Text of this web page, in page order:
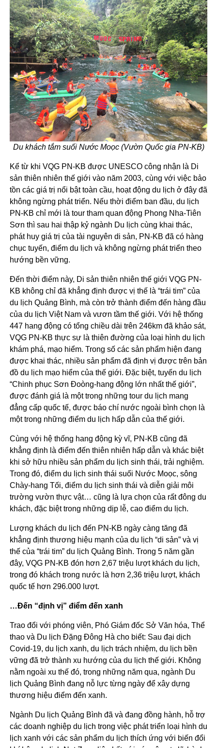
Du khách tắm suối Nước Moọc (Vườn Quốc gia PN-KB)
Kể từ khi VQG PN-KB được UNESCO công nhận là Di
sản thiên nhiên thế giới vào năm 2003, cùng với việc bảo
tồn các giá trị nổi bật toàn cầu, hoạt động du lịch ở đây đã
không ngừng phát triển. Nếu thời điểm ban đầu, du lịch
PN-KB chỉ mới là tour tham quan động Phong Nha-Tiên
Sơn thì sau hai thập kỷ ngành Du lịch cùng khai thác,
phát huy giá trị của tài nguyên di sản, PN-KB đã có hàng
chục tuyến, điểm du lịch và không ngừng phát triển theo
hướng bền vững.
Đến thời điểm này, Di sản thiên nhiên thế giới VQG PN-
KB không chỉ đã khẳng định được vị thế là “trái tim” của
du lịch Quảng Bình, mà còn trở thành điểm đến hàng đầu
của du lịch Việt Nam và vươn tầm thế giới. Với hệ thống
447 hang động có tổng chiều dài trên 246km đã khảo sát,
VQG PN-KB thực sự là thiên đường của loại hình du lịch
khám phá, mạo hiểm. Trong số các sản phẩm hiện đang
được khai thác, nhiều sản phẩm đã định vị được trên bản
đồ du lịch mạo hiểm của thế giới. Đặc biệt, tuyến du lịch
“Chinh phục Sơn Đoòng-hang động lớn nhất thế giới”,
được đánh giá là một trong những tour du lịch mang
đẳng cấp quốc tế, được báo chí nước ngoài bình chọn là
một trong những điểm du lịch hấp dẫn của thế giới.
Cùng với hệ thống hang động kỳ vĩ, PN-KB cũng đã
khẳng định là điểm đến thiên nhiên hấp dẫn và khác biệt
khi sở hữu nhiều sản phẩm du lịch sinh thái, trải nghiệm.
Trong đó, điểm du lịch sinh thái suối Nước Moọc, sông
Chày-hang Tối, điểm du lịch sinh thái và diễn giải môi
trường vườn thực vật… cũng là lựa chọn của rất đông du
khách, đặc biệt trong những dịp lễ, cao điểm du lịch.
Lượng khách du lịch đến PN-KB ngày càng tăng đã
khẳng định thương hiệu mạnh của du lịch “di sản” và vị
thế của “trái tim” du lịch Quảng Bình. Trong 5 năm gần
đây, VQG PN-KB đón hơn 2,67 triệu lượt khách du lịch,
trong đó khách trong nước là hơn 2,36 triệu lượt, khách
quốc tế hơn 296.000 lượt.
…Đến “định vị” điểm đến xanh
Trao đổi với phóng viên, Phó Giám đốc Sở Văn hóa, Thể
thao và Du lịch Đặng Đông Hà cho biết: Sau đại dịch
Covid-19, du lịch xanh, du lịch trách nhiệm, du lịch bền
vững đã trở thành xu hướng của du lịch thế giới. Không
nằm ngoài xu thế đó, trong những năm qua, ngành Du
lịch Quảng Bình đang nỗ lực từng ngày để xây dựng
thương hiệu điểm đến xanh.
Ngành Du lịch Quảng Bình đã và đang đồng hành, hỗ trợ
các doanh nghiệp du lịch trong việc phát triển loại hình du
lịch xanh với các sản phẩm du lịch thích ứng với biến đổi